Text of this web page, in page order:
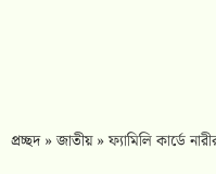
প্রচ্ছদ»জাতীয়»ফ্যামিলি কার্ডে